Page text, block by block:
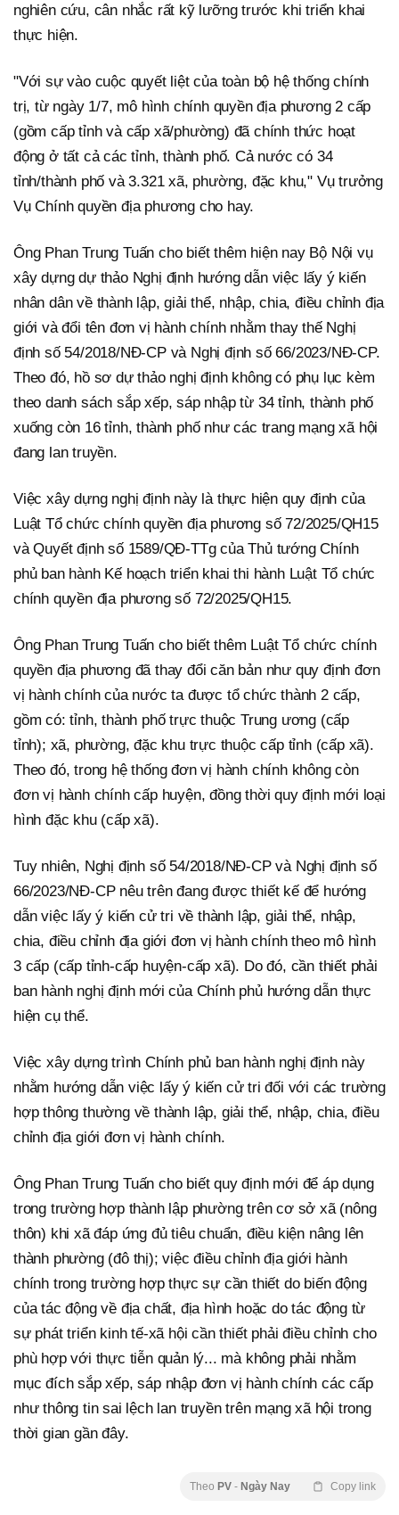
nghiên cứu, cân nhắc rất kỹ lưỡng trước khi triển khai
thực hiện.
"Với sự vào cuộc quyết liệt của toàn bộ hệ thống chính
trị, từ ngày 1/7, mô hình chính quyền địa phương 2 cấp
(gồm cấp tỉnh và cấp xã/phường) đã chính thức hoạt
động ở tất cả các tỉnh, thành phố. Cả nước có 34
tỉnh/thành phố và 3.321 xã, phường, đặc khu," Vụ trưởng
Vụ Chính quyền địa phương cho hay.
Ông Phan Trung Tuấn cho biết thêm hiện nay Bộ Nội vụ
xây dựng dự thảo Nghị định hướng dẫn việc lấy ý kiến
nhân dân về thành lập, giải thể, nhập, chia, điều chỉnh địa
giới và đổi tên đơn vị hành chính nhằm thay thế Nghị
định số 54/2018/NĐ-CP và Nghị định số 66/2023/NĐ-CP.
Theo đó, hồ sơ dự thảo nghị định không có phụ lục kèm
theo danh sách sắp xếp, sáp nhập từ 34 tỉnh, thành phố
xuống còn 16 tỉnh, thành phố như các trang mạng xã hội
đang lan truyền.
Việc xây dựng nghị định này là thực hiện quy định của
Luật Tổ chức chính quyền địa phương số 72/2025/QH15
và Quyết định số 1589/QĐ-TTg của Thủ tướng Chính
phủ ban hành Kế hoạch triển khai thi hành Luật Tổ chức
chính quyền địa phương số 72/2025/QH15.
Ông Phan Trung Tuấn cho biết thêm Luật Tổ chức chính
quyền địa phương đã thay đổi căn bản như quy định đơn
vị hành chính của nước ta được tổ chức thành 2 cấp,
gồm có: tỉnh, thành phố trực thuộc Trung ương (cấp
tỉnh); xã, phường, đặc khu trực thuộc cấp tỉnh (cấp xã).
Theo đó, trong hệ thống đơn vị hành chính không còn
đơn vị hành chính cấp huyện, đồng thời quy định mới loại
hình đặc khu (cấp xã).
Tuy nhiên, Nghị định số 54/2018/NĐ-CP và Nghị định số
66/2023/NĐ-CP nêu trên đang được thiết kế để hướng
dẫn việc lấy ý kiến cử tri về thành lập, giải thể, nhập,
chia, điều chỉnh địa giới đơn vị hành chính theo mô hình
3 cấp (cấp tỉnh-cấp huyện-cấp xã). Do đó, cần thiết phải
ban hành nghị định mới của Chính phủ hướng dẫn thực
hiện cụ thể.
Việc xây dựng trình Chính phủ ban hành nghị định này
nhằm hướng dẫn việc lấy ý kiến cử tri đối với các trường
hợp thông thường về thành lập, giải thể, nhập, chia, điều
chỉnh địa giới đơn vị hành chính.
Ông Phan Trung Tuấn cho biết quy định mới để áp dụng
trong trường hợp thành lập phường trên cơ sở xã (nông
thôn) khi xã đáp ứng đủ tiêu chuẩn, điều kiện nâng lên
thành phường (đô thị); việc điều chỉnh địa giới hành
chính trong trường hợp thực sự cần thiết do biến động
của tác động về địa chất, địa hình hoặc do tác động từ
sự phát triển kinh tế-xã hội cần thiết phải điều chỉnh cho
phù hợp với thực tiễn quản lý... mà không phải nhằm
mục đích sắp xếp, sáp nhập đơn vị hành chính các cấp
như thông tin sai lệch lan truyền trên mạng xã hội trong
thời gian gần đây.
Theo PV - Ngày Nay Copy link